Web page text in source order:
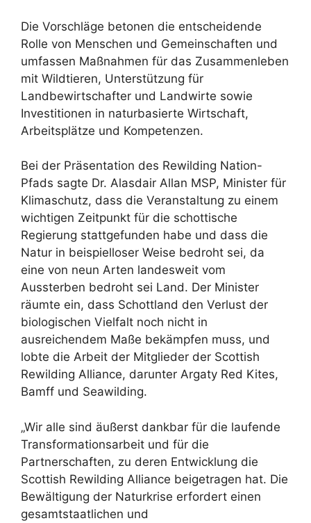
Die Vorschläge betonen die entscheidende
Rolle von Menschen und Gemeinschaften und
umfassen Maßnahmen für das Zusammenleben
mit Wildtieren, Unterstützung für
Landbewirtschafter und Landwirte sowie
Investitionen in naturbasierte Wirtschaft,
Arbeitsplätze und Kompetenzen.
Bei der Präsentation des Rewilding Nation-
Pfads sagte Dr. Alasdair Allan MSP, Minister für
Klimaschutz, dass die Veranstaltung zu einem
wichtigen Zeitpunkt für die schottische
Regierung stattgefunden habe und dass die
Natur in beispielloser Weise bedroht sei, da
eine von neun Arten landesweit vom
Aussterben bedroht sei Land. Der Minister
räumte ein, dass Schottland den Verlust der
biologischen Vielfalt noch nicht in
ausreichendem Maße bekämpfen muss, und
lobte die Arbeit der Mitglieder der Scottish
Rewilding Alliance, darunter Argaty Red Kites,
Bamff und Seawilding.
„Wir alle sind äußerst dankbar für die laufende
Transformationsarbeit und für die
Partnerschaften, zu deren Entwicklung die
Scottish Rewilding Alliance beigetragen hat. Die
Bewältigung der Naturkrise erfordert einen
gesamtstaatlichen und